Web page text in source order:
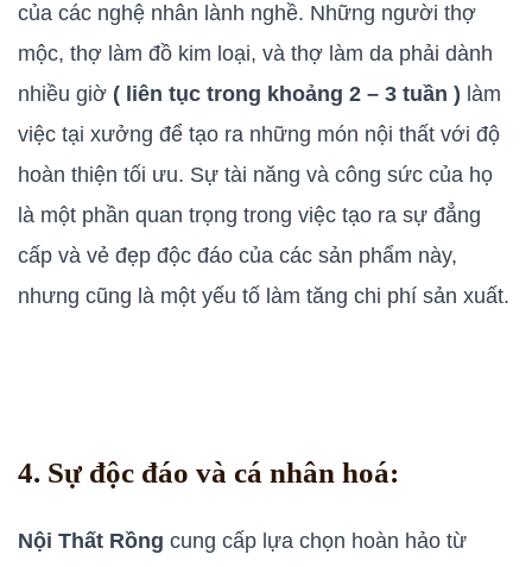
của các nghệ nhân lành nghề. Những người thợ
mộc, thợ làm đồ kim loại, và thợ làm da phải dành
nhiều giờ ( liên tục trong khoảng 2 – 3 tuần ) làm
việc tại xưởng để tạo ra những món nội thất với độ
hoàn thiện tối ưu. Sự tài năng và công sức của họ
là một phần quan trọng trong việc tạo ra sự đẳng
cấp và vẻ đẹp độc đáo của các sản phẩm này,
nhưng cũng là một yếu tố làm tăng chi phí sản xuất.
4. Sự độc đáo và cá nhân hoá:
Nội Thất Rồng cung cấp lựa chọn hoàn hảo từ